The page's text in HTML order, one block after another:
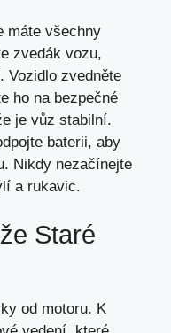
máte všechny
zvedák vozu,
Vozidlo zvedněte
ho na bezpečné
je vůz stabilní.
baterii, aby
Nikdy nezačínejte
a rukavic.
Staré
od motoru. K